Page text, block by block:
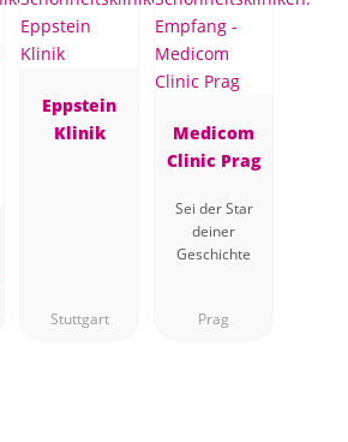
Eppstein
Klinik
Stuttgart
Medicom
Clinic Prag
Sei der Star
deiner
Geschichte
Prag